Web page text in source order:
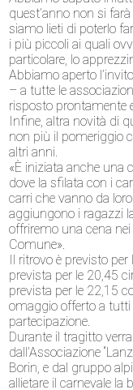
quest’anno non si
siamo lieti di poterlo
i più piccoli ai quali
particolare, lo
Abbiamo aperto
– a tutte le
risposto prontamente
Infine, altra novità di
non più il pomeriggio
altri anni.
«È iniziata anche una
dove la sfilata con i
carri che vanno da
aggiungono i ragazzi
offriremo una cena
Comune».
Il ritrovo è previsto per
prevista per le 20,45
prevista per le 22,15
omaggio offerto a
partecipazione.
Durante il tragitto
dall’Associazione
Borin, e dal gruppo
allietare il carnevale la